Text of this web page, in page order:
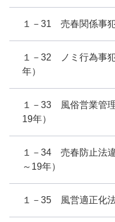
１－31 売春関係事
１－32 ノミ行為事
年）
１－33 風俗営業管
19年）
１－34 売春防止法
～19年）
１－35 風営適正化